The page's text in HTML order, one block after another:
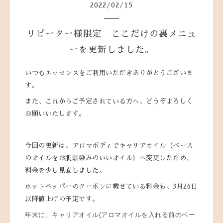
2022 /02 / 15
リピーター様限定 ここだけの裏メニュ
ーを更新しました。
いつもエッセンスをご利用いただきありがとうございま
す。
また、これからご予定されている方へ、どうぞよろしく
お願いいたします。
今回の更新は、アロマボディでキャリアオイル（ベース
のオイルをお肌馴染みのいいオイル）へ変更したため、
料金を少し見直しました。
ホットペッパーのクーポンに載せている料金も、3月26日
以降値上げの予定です。
年末に、キャリアオイル(アロマオイルを入れる前のベー